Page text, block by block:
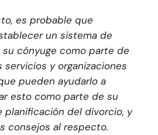
es probable que
un sistema de
su cónyuge como parte de
servicios y organizaciones
pueden ayudarlo a
esto como parte de su
planificación del divorcio, y
consejos al respecto.